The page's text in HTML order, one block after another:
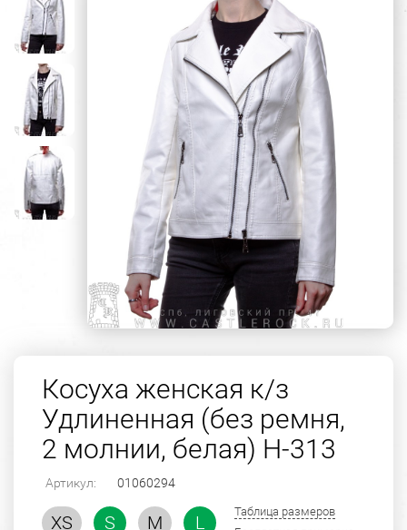
Косуха женская к/з
Удлиненная (без ремня,
2 молнии, белая) H-313
Артикул: 01060294
XS S M
L
Таблица размеров